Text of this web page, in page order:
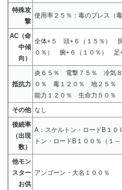
特殊攻
撃
使用率２５％：毒のブレス（
AC（命
中傾
向）
全体+５ 頭+６（１５％）
０％） 腕+６（１０％） 足+
抵抗力
炎６５％ 電撃７５％ 冷気
０％ 毒１２０％ 地２５％
能力１２０％ 生命力５０％
その他 なし
後続率
（出現
数）
A：スケルトン・ロードB１
トン・ロードB１００％（１～
他モン
スター
お供
アンゴーン・大名１００％